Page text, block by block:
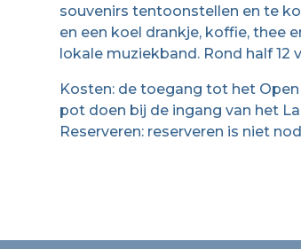
souvenirs tentoonstellen en te
en een koel drankje, koffie, thee
lokale muziekband. Rond half
Kosten: de toegang tot het
pot doen bij de ingang van het
Reserveren: reserveren is niet